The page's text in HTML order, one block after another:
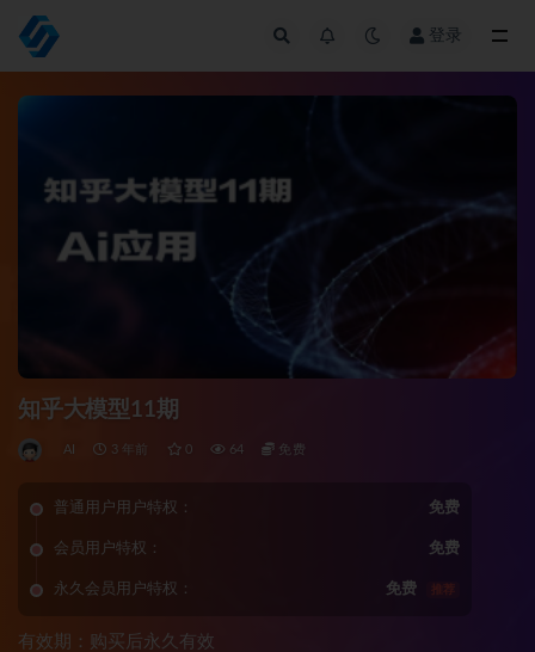
登录
知乎大模型11期
AI 3 年前 0 64 免费
普通用户用户特权： 免费
会员用户特权： 免费
永久会员用户特权： 免费 推荐
有效期：购买后永久有效